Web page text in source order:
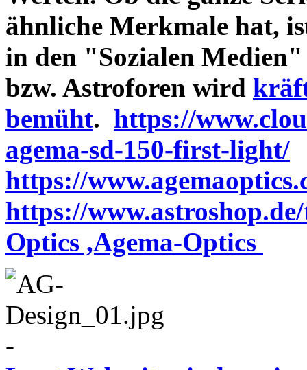
ähnliche Merkmale hat,
in den "Sozialen Medien"
bzw. Astroforen wird
bemüht. https://
agema-sd-150-first-light/
https://
https://
Optics ,Agema-Optics
-